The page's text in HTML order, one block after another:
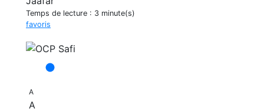
Temps de lecture : 3 minute(s)
favoris
A
A